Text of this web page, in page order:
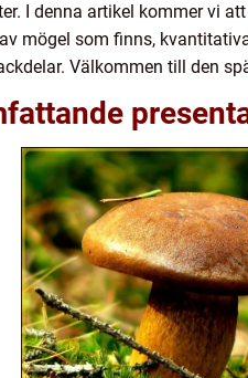
I denna artikel kommer vi
mögel som finns,
Välkommen till den